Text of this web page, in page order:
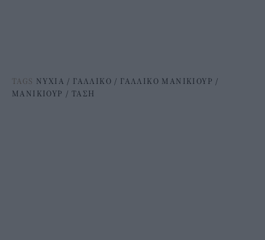
TAGS ΝΥΧΙΑ / ΓΑΛΛΙΚΟ / ΓΑΛΛΙΚΟ ΜΑΝΙΚΙΟΥΡ /
ΜΑΝΙΚΙΟΥΡ / ΤΑΣΗ